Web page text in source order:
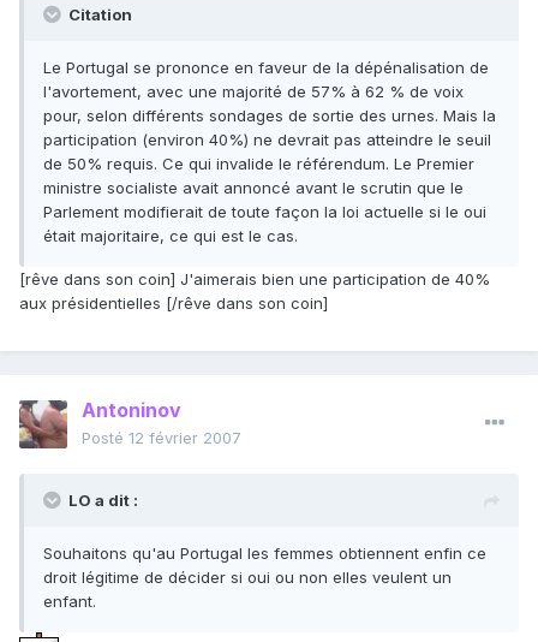
Citation
Le Portugal se prononce en faveur de la dépénalisation de
l'avortement, avec une majorité de 57% à 62 % de voix
pour, selon différents sondages de sortie des urnes. Mais la
participation (environ 40%) ne devrait pas atteindre le seuil
de 50% requis. Ce qui invalide le référendum. Le Premier
ministre socialiste avait annoncé avant le scrutin que le
Parlement modifierait de toute façon la loi actuelle si le oui
était majoritaire, ce qui est le cas.
[rêve dans son coin] J'aimerais bien une participation de 40%
aux présidentielles [/rêve dans son coin]
Antoninov
Posté 12 février 2007
LO a dit :
Souhaitons qu'au Portugal les femmes obtiennent enfin ce
droit légitime de décider si oui ou non elles veulent un
enfant.